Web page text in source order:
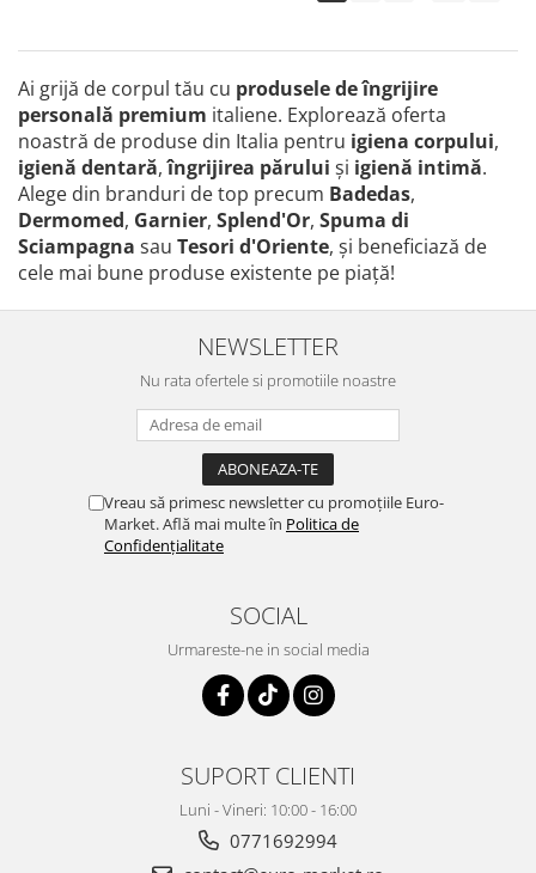
Ai grijă de corpul tău cu produsele de îngrijire
personală premium italiene. Explorează oferta
noastră de produse din Italia pentru igiena corpului,
igienă dentară,îngrijirea părului și igienă intimă.
Alege din branduri de top precum Badedas,
Dermomed, Garnier, Splend'Or, Spuma di
Sciampagna sau Tesori d'Oriente, și beneficiază de
cele mai bune produse existente pe piaţă!
NEWSLETTER
Nu rata ofertele si promotiile noastre
Vreau să primesc newsletter cu promoțiile Euro-
Market. Află mai multe în Politica de
Confidențialitate
SOCIAL
Urmareste-ne in social media
SUPORT CLIENTI
Luni - Vineri: 10:00 - 16:00
0771692994